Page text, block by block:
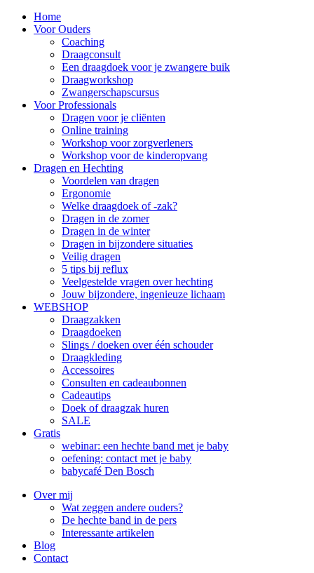
Home
Voor Ouders
Coaching
Draagconsult
Een draagdoek voor je zwangere buik
Draagworkshop
Zwangerschapscursus
Voor Professionals
Dragen voor je cliënten
Online training
Workshop voor zorgverleners
Workshop voor de kinderopvang
Dragen en Hechting
Voordelen van dragen
Ergonomie
Welke draagdoek of -zak?
Dragen in de zomer
Dragen in de winter
Dragen in bijzondere situaties
Veilig dragen
5 tips bij reflux
Veelgestelde vragen over hechting
Jouw bijzondere, ingenieuze lichaam
WEBSHOP
Draagzakken
Draagdoeken
Slings / doeken over één schouder
Draagkleding
Accessoires
Consulten en cadeaubonnen
Cadeautips
Doek of draagzak huren
SALE
Gratis
webinar: een hechte band met je baby
oefening: contact met je baby
babycafé Den Bosch
Over mij
Wat zeggen andere ouders?
De hechte band in de pers
Interessante artikelen
Blog
Contact